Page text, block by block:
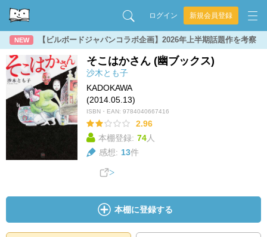
ログイン 新規会員登録
NEW 【ビルボードジャパンコラボ企画】2026年上半期話題作を考察
そこはかさん (幽ブックス)
沙木とも子
KADOKAWA
(2014.05.13)
ISBN・EAN: 9784040667416
2.96
本棚登録: 74人
感想: 13件
本棚に登録する